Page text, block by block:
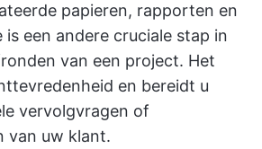
papieren, rapporten en
een andere cruciale stap in
van een project. Het
en bereidt u
vervolgvragen of
van uw klant.